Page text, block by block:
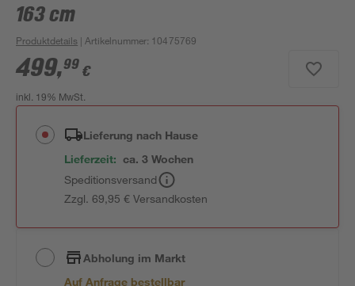
163 cm
Produktdetails | Artikelnummer: 10475769
499,99 €
inkl. 19% MwSt.
Lieferung nach Hause
Lieferzeit: ca. 3 Wochen
Speditionsversand
Zzgl. 69,95 € Versandkosten
Abholung im Markt
Auf Anfrage bestellbar